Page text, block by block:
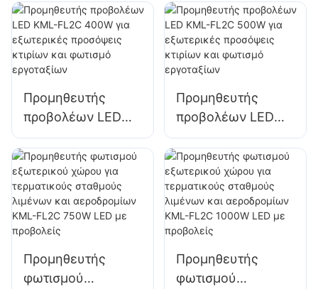
στάθμευσης και
αποθήκης KML-
FL2C 200W LED
πλημμύρας
στάθμευσης και
αποθήκης KML-
FL2C 240W LED
πλημμύρας
Προμηθευτής
προβολέων LED
KML-FL2C 400W
για εξωτερικές
προσόψεις κτιρίων
και φωτισμό
εργοταξίων
Προμηθευτής
προβολέων LED
KML-FL2C 500W
για εξωτερικές
προσόψεις κτιρίων
και φωτισμό
εργοταξίων
Προμηθευτής
φωτισμού
Προμηθευτής
φωτισμού